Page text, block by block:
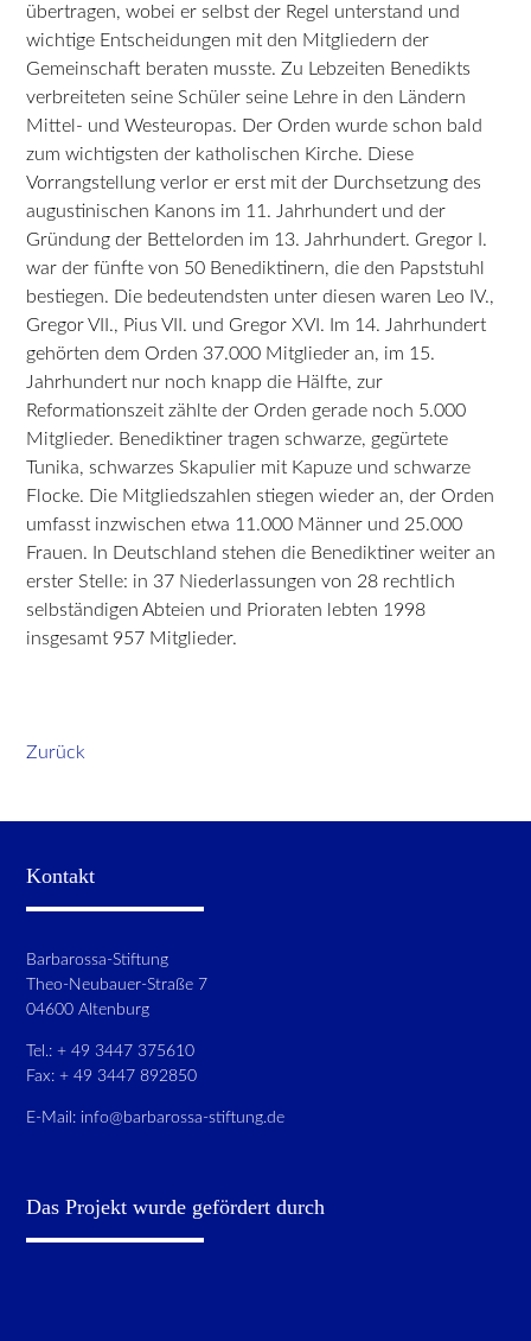
übertragen, wobei er selbst der Regel unterstand und
wichtige Entscheidungen mit den Mitgliedern der
Gemeinschaft beraten musste. Zu Lebzeiten Benedikts
verbreiteten seine Schüler seine Lehre in den Ländern
Mittel- und Westeuropas. Der Orden wurde schon bald
zum wichtigsten der katholischen Kirche. Diese
Vorrangstellung verlor er erst mit der Durchsetzung des
augustinischen Kanons im 11. Jahrhundert und der
Gründung der Bettelorden im 13. Jahrhundert. Gregor I.
war der fünfte von 50 Benediktinern, die den Papststuhl
bestiegen. Die bedeutendsten unter diesen waren Leo IV.,
Gregor VII., Pius VII. und Gregor XVI. Im 14. Jahrhundert
gehörten dem Orden 37.000 Mitglieder an, im 15.
Jahrhundert nur noch knapp die Hälfte, zur
Reformationszeit zählte der Orden gerade noch 5.000
Mitglieder. Benediktiner tragen schwarze, gegürtete
Tunika, schwarzes Skapulier mit Kapuze und schwarze
Flocke. Die Mitgliedszahlen stiegen wieder an, der Orden
umfasst inzwischen etwa 11.000 Männer und 25.000
Frauen. In Deutschland stehen die Benediktiner weiter an
erster Stelle: in 37 Niederlassungen von 28 rechtlich
selbständigen Abteien und Prioraten lebten 1998
insgesamt 957 Mitglieder.
Zurück
Kontakt
Barbarossa-Stiftung
Theo-Neubauer-Straße 7
04600 Altenburg
Tel.: + 49 3447 375610
Fax: + 49 3447 892850
E-Mail: info@barbarossa-stiftung.de
Das Projekt wurde gefördert durch